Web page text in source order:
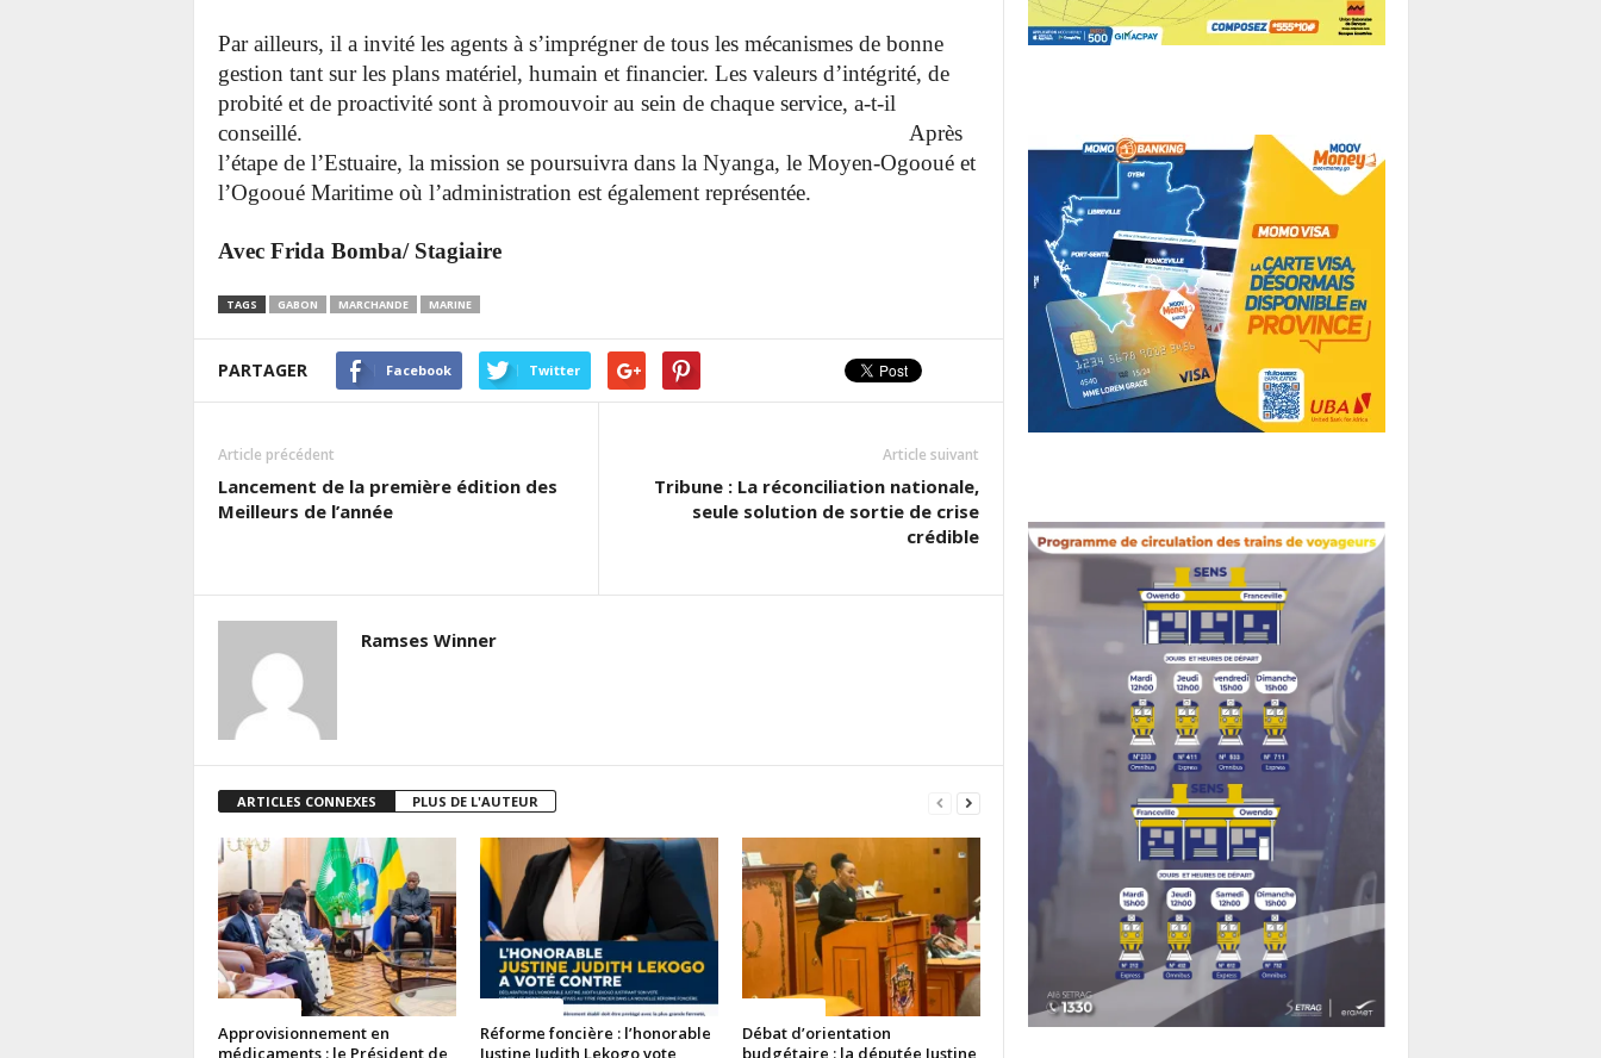
Par ailleurs, il a invité les agents à s’imprégner de tous les mécanismes de bonne
gestion tant sur les plans matériel, humain et financier. Les valeurs d’intégrité, de
probité et de proactivité sont à promouvoir au sein de chaque service, a-t-il
conseillé. Après
l’étape de l’Estuaire, la mission se poursuivra dans la Nyanga, le Moyen-Ogooué et
l’Ogooué Maritime où l’administration est également représentée.
Avec Frida Bomba/ Stagiaire
TAGS GABON MARCHANDE MARINE
PARTAGER Facebook Twitter
Article précédent
Lancement de la première édition des
Meilleurs de l’année
Article suivant
Tribune : La réconciliation nationale,
seule solution de sortie de crise
crédible
Ramses Winner
ARTICLES CONNEXES PLUS DE L'AUTEUR
Approvisionnement en
médicaments : le Président de
Réforme foncière : l’honorable
Justine Judith Lekogo vote
Débat d’orientation
budgétaire : la députée Justine